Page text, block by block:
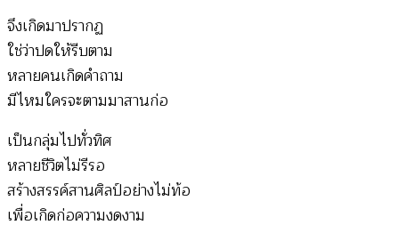
จึงเกิดมาปรากฏ
ใช่ว่าปดให้รีบตาม
หลายคนเกิดคำถาม
มีไหมใครจะตามมาสานก่อ
เป็นกลุ่มไปทั่วทิศ
หลายชีวิตไม่รีรอ
สร้างสรรค์สานศิลป์อย่างไม่ท้อ
เพื่อเกิดก่อความงดงาม